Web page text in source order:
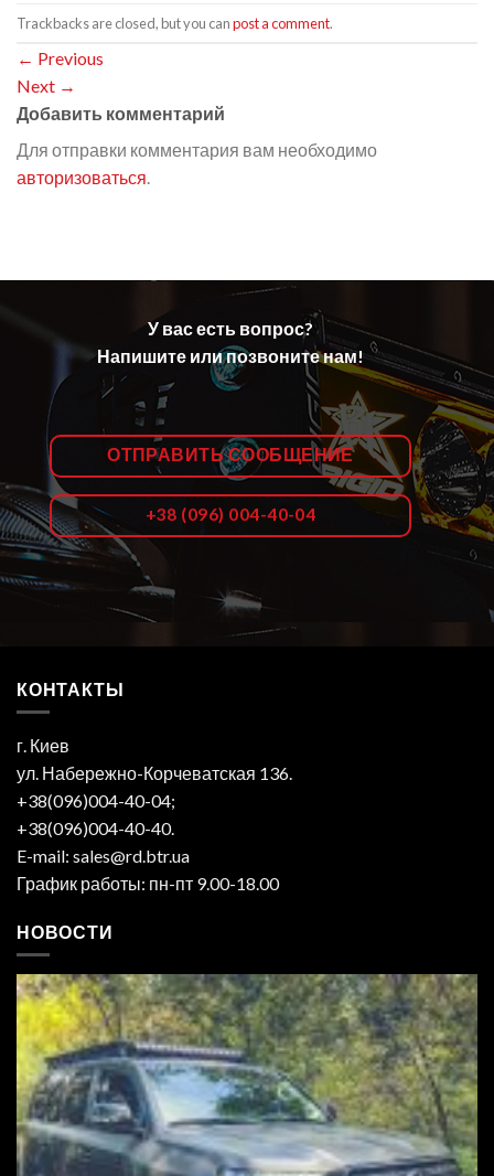
Trackbacks are closed, but you canpost a comment.
← Previous
Next →
Добавить комментарий
Для отправки комментария вам необходимо
авторизоваться.
У вас есть вопрос?
Напишите или позвоните нам!
ОТПРАВИТЬ СООБЩЕНИЕ
+38 (096) 004-40-04
КОНТАКТЫ
г. Киев
ул. Набережно-Корчеватская 136.
+38(096)004-40-04;
+38(096)004-40-40.
E-mail: sales@rd.btr.ua
График работы: пн-пт 9.00-18.00
НОВОСТИ